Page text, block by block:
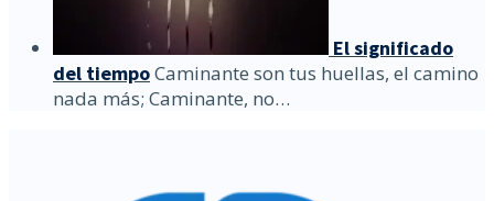
El significado
del tiempoCaminante son tus huellas, el camino
nada más; Caminante, no…